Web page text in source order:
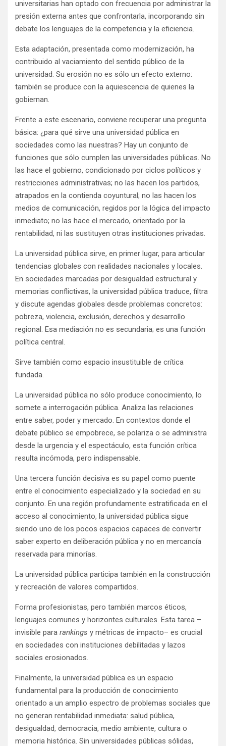
universitarias han optado con frecuencia por administrar la
presión externa antes que confrontarla, incorporando sin
debate los lenguajes de la competencia y la eficiencia.
Esta adaptación, presentada como modernización, ha
contribuido al vaciamiento del sentido público de la
universidad. Su erosión no es sólo un efecto externo:
también se produce con la aquiescencia de quienes la
gobiernan.
Frente a este escenario, conviene recuperar una pregunta
básica: ¿para qué sirve una universidad pública en
sociedades como las nuestras? Hay un conjunto de
funciones que sólo cumplen las universidades públicas. No
las hace el gobierno, condicionado por ciclos políticos y
restricciones administrativas; no las hacen los partidos,
atrapados en la contienda coyuntural; no las hacen los
medios de comunicación, regidos por la lógica del impacto
inmediato; no las hace el mercado, orientado por la
rentabilidad, ni las sustituyen otras instituciones privadas.
La universidad pública sirve, en primer lugar, para articular
tendencias globales con realidades nacionales y locales.
En sociedades marcadas por desigualdad estructural y
memorias conflictivas, la universidad pública traduce, filtra
y discute agendas globales desde problemas concretos:
pobreza, violencia, exclusión, derechos y desarrollo
regional. Esa mediación no es secundaria; es una función
política central.
Sirve también como espacio insustituible de crítica
fundada.
La universidad pública no sólo produce conocimiento, lo
somete a interrogación pública. Analiza las relaciones
entre saber, poder y mercado. En contextos donde el
debate público se empobrece, se polariza o se administra
desde la urgencia y el espectáculo, esta función crítica
resulta incómoda, pero indispensable.
Una tercera función decisiva es su papel como puente
entre el conocimiento especializado y la sociedad en su
conjunto. En una región profundamente estratificada en el
acceso al conocimiento, la universidad pública sigue
siendo uno de los pocos espacios capaces de convertir
saber experto en deliberación pública y no en mercancía
reservada para minorías.
La universidad pública participa también en la construcción
y recreación de valores compartidos.
Forma profesionistas, pero también marcos éticos,
lenguajes comunes y horizontes culturales. Esta tarea –
invisible para rankings y métricas de impacto– es crucial
en sociedades con instituciones debilitadas y lazos
sociales erosionados.
Finalmente, la universidad pública es un espacio
fundamental para la producción de conocimiento
orientado a un amplio espectro de problemas sociales que
no generan rentabilidad inmediata: salud pública,
desigualdad, democracia, medio ambiente, cultura o
memoria histórica. Sin universidades públicas sólidas,